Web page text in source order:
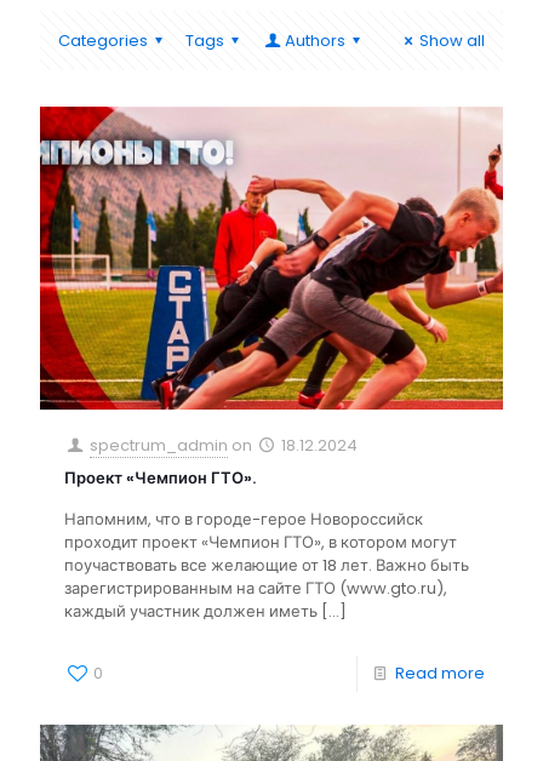
Categories Tags Authors Show all
spectrum_admin on
18.12.2024
Проект «Чемпион ГТО».
Напомним, что в городе-герое Новороссийск
проходит проект «Чемпион ГТО», в котором могут
поучаствовать все желающие от 18 лет. Важно быть
зарегистрированным на сайте ГТО (www.gto.ru),
каждый участник должен иметь […]
0 Read more